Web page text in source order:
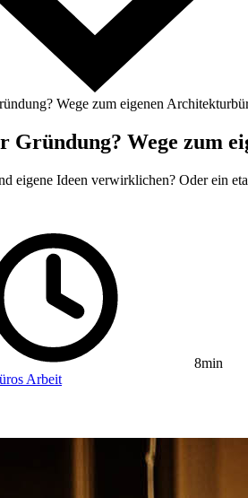
Wege zum eigenen
Gründung? Wege zum
eigene Ideen verwirklichen? Oder ein
8min
Arbeit